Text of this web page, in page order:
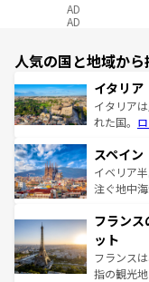
AD
AD
人気の国と地域から
イタリア
イタリア
れた国。
ろん、ト
景など、
ピザやパ
ませてく
なお、新
しい。
スペイン
イベリア
注ぐ地中
文化が根
れる闘牛
る。首都
アートに
フラン
ット
フランス
指の観光